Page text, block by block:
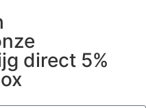
direct 5%